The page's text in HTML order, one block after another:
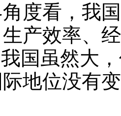
看，我国
产效率、
国虽然大
地位没有